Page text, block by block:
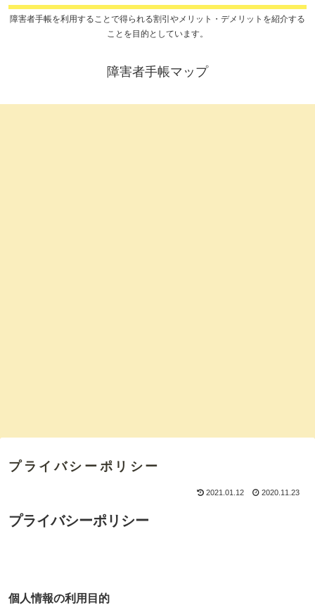
障害者手帳を利用することで得られる割引やメリット・デメリットを紹介する
ことを目的としています。
障害者手帳マップ
プライバシーポリシー
2021.01.12 2020.11.23
プライバシーポリシー
個人情報の利用目的